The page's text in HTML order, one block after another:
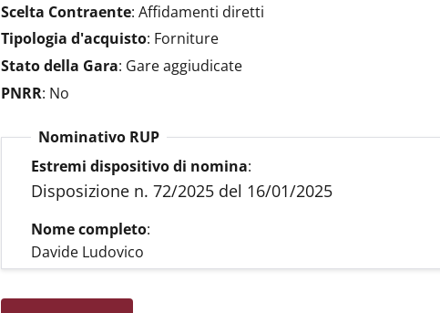
Scelta Contraente: Affidamenti diretti
Tipologia d'acquisto: Forniture
Stato della Gara: Gare aggiudicate
PNRR: No
Nominativo RUP
Estremi dispositivo di nomina:
Disposizione n. 72/2025 del 16/01/2025
Nome completo:
Davide Ludovico